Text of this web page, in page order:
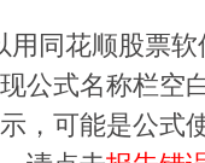
用同花顺股票
公式名称栏空
，可能是公式